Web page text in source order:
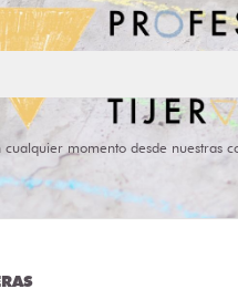
momento desde nuestras